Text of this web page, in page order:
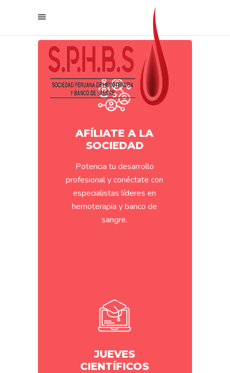
AFÍLIATE A LA
SOCIEDAD
Potencia tu desarrollo
profesional y conéctate con
especialistas líderes en
hemoterapia y banco de
sangre.
JUEVES
CIENTÍFICOS